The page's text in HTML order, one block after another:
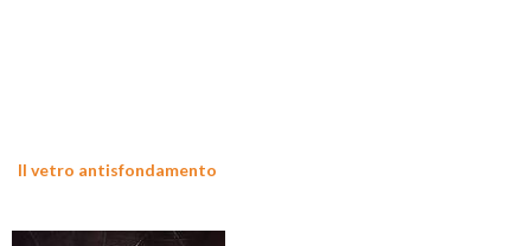
Il vetro antisfondamento